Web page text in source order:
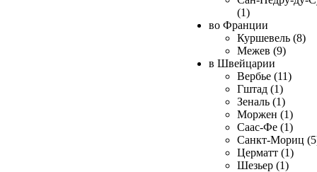
(1)
во Франции
Куршевель (8)
Межев (9)
в Швейцарии
Вербье (11)
Гштад (1)
Зеналь (1)
Моржен (1)
Саас-Фе (1)
Санкт-Мориц
Церматт (1)
Шезьер (1)